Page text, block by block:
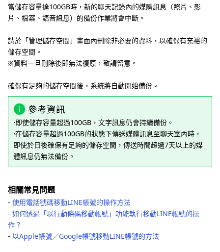
當儲存容量達100GB時，新的聊天記錄內的媒體訊息（照片、影
片、檔案、語音訊息）的備份作業將會中斷。
請於「管理儲存空間」畫面內刪除非必要的資料，以確保有充裕的
儲存空間。
※資料一旦刪除後即無法復原，敬請留意。
確保有足夠的儲存空間後，系統將自動開始備份。
參考資訊
⋅即使儲存容量超過100GB，文字訊息仍會持續備份。
⋅在儲存容量超過100GB的狀態下傳送媒體訊息至聊天室內時，
即使於日後確保有足夠的儲存空間，傳送時間超過7天以上的媒
體訊息仍無法備份。
相關常見問題
‐ 使用電話號碼移動LINE帳號的操作方法
‐ 如何透過「以行動條碼移動帳號」功能執行移動LINE帳號的操
作？
‐ 以Apple帳號／Google帳號移動LINE帳號的方法